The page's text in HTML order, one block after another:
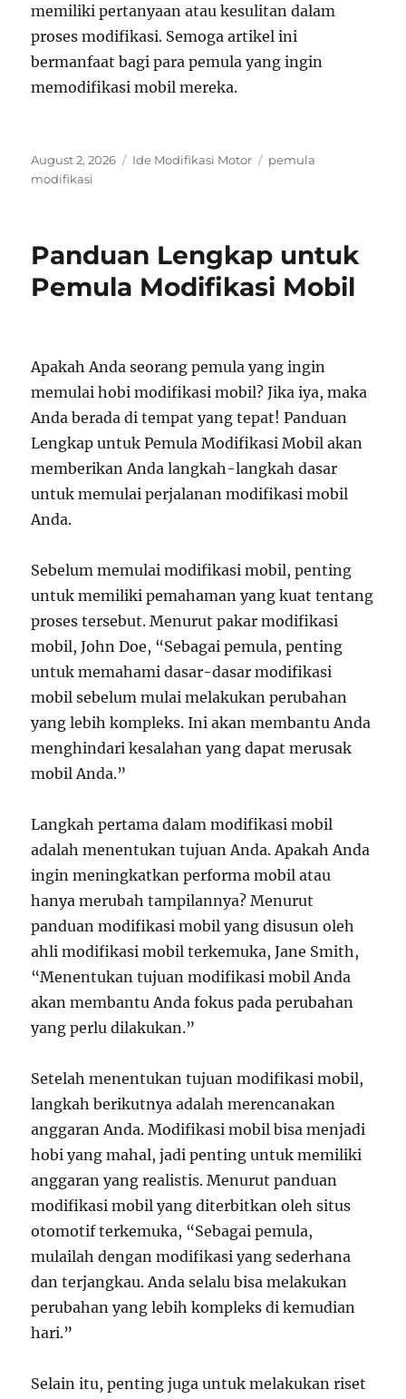
memiliki pertanyaan atau kesulitan dalam
proses modifikasi. Semoga artikel ini
bermanfaat bagi para pemula yang ingin
memodifikasi mobil mereka.
Posted
on
August 2, 2026 Categories
Ide Modifikasi Motor Tags
pemula
modifikasi
Panduan Lengkap untuk
Pemula Modifikasi Mobil
Apakah Anda seorang pemula yang ingin
memulai hobi modifikasi mobil? Jika iya, maka
Anda berada di tempat yang tepat! Panduan
Lengkap untuk Pemula Modifikasi Mobil akan
memberikan Anda langkah-langkah dasar
untuk memulai perjalanan modifikasi mobil
Anda.
Sebelum memulai modifikasi mobil, penting
untuk memiliki pemahaman yang kuat tentang
proses tersebut. Menurut pakar modifikasi
mobil, John Doe, “Sebagai pemula, penting
untuk memahami dasar-dasar modifikasi
mobil sebelum mulai melakukan perubahan
yang lebih kompleks. Ini akan membantu Anda
menghindari kesalahan yang dapat merusak
mobil Anda.”
Langkah pertama dalam modifikasi mobil
adalah menentukan tujuan Anda. Apakah Anda
ingin meningkatkan performa mobil atau
hanya merubah tampilannya? Menurut
panduan modifikasi mobil yang disusun oleh
ahli modifikasi mobil terkemuka, Jane Smith,
“Menentukan tujuan modifikasi mobil Anda
akan membantu Anda fokus pada perubahan
yang perlu dilakukan.”
Setelah menentukan tujuan modifikasi mobil,
langkah berikutnya adalah merencanakan
anggaran Anda. Modifikasi mobil bisa menjadi
hobi yang mahal, jadi penting untuk memiliki
anggaran yang realistis. Menurut panduan
modifikasi mobil yang diterbitkan oleh situs
otomotif terkemuka, “Sebagai pemula,
mulailah dengan modifikasi yang sederhana
dan terjangkau. Anda selalu bisa melakukan
perubahan yang lebih kompleks di kemudian
hari.”
Selain itu, penting juga untuk melakukan riset